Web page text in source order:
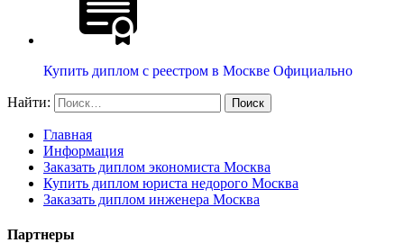
Купить диплом с реестром в Москве Официально
Найти:
Главная
Информация
Заказать диплом экономиста Москва
Купить диплом юриста недорого Москва
Заказать диплом инженера Москва
Партнеры